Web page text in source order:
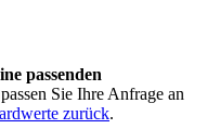
passenden
Sie Ihre Anfrage an
zurück.